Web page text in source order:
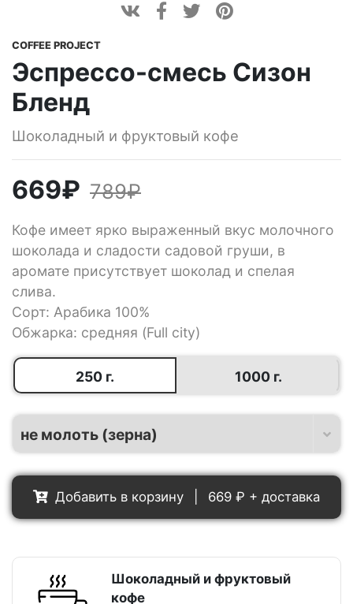
COFFEE PROJECT
Эспрессо-смесь Сизон
Бленд
Шоколадный и фруктовый кофе
669₽ 789₽
Кофе имеет ярко выраженный вкус молочного
шоколада и сладости садовой груши, в
аромате присутствует шоколад и спелая
слива.
Сорт: Арабика 100%
Обжарка: средняя (Full city)
250 г. 1000 г.
Добавить в корзину 669 ₽ + доставка
Шоколадный и фруктовый
кофе